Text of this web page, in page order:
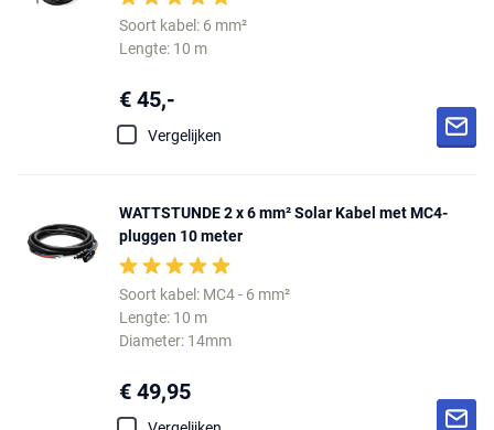
Soort kabel: 6 mm²
Lengte: 10 m
€ 45,-
Vergelijken
WATTSTUNDE 2 x 6 mm² Solar Kabel met MC4-
pluggen 10 meter
Soort kabel: MC4 - 6 mm²
Lengte: 10 m
Diameter: 14mm
€ 49,95